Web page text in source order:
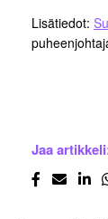
Lisätiedot:
Jaa